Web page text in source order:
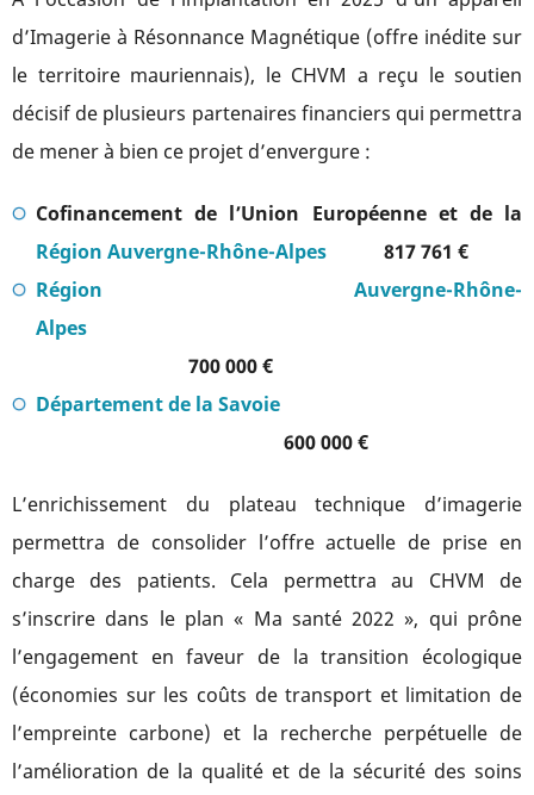
d’Imagerie à Résonnance Magnétique (offre inédite sur
le territoire mauriennais), le CHVM a reçu le soutien
décisif de plusieurs partenaires financiers qui permettra
de mener à bien ce projet d’envergure :
Cofinancement de l’Union Européenne et de la
Région Auvergne-Rhône-Alpes 817 761 €
Région Auvergne-Rhône-
Alpes
700 000 €
Département de la Savoie
600 000 €
L’enrichissement du plateau technique d’imagerie
permettra de consolider l’offre actuelle de prise en
charge des patients. Cela permettra au CHVM de
s’inscrire dans le plan « Ma santé 2022 », qui prône
l’engagement en faveur de la transition écologique
(économies sur les coûts de transport et limitation de
l’empreinte carbone) et la recherche perpétuelle de
l’amélioration de la qualité et de la sécurité des soins